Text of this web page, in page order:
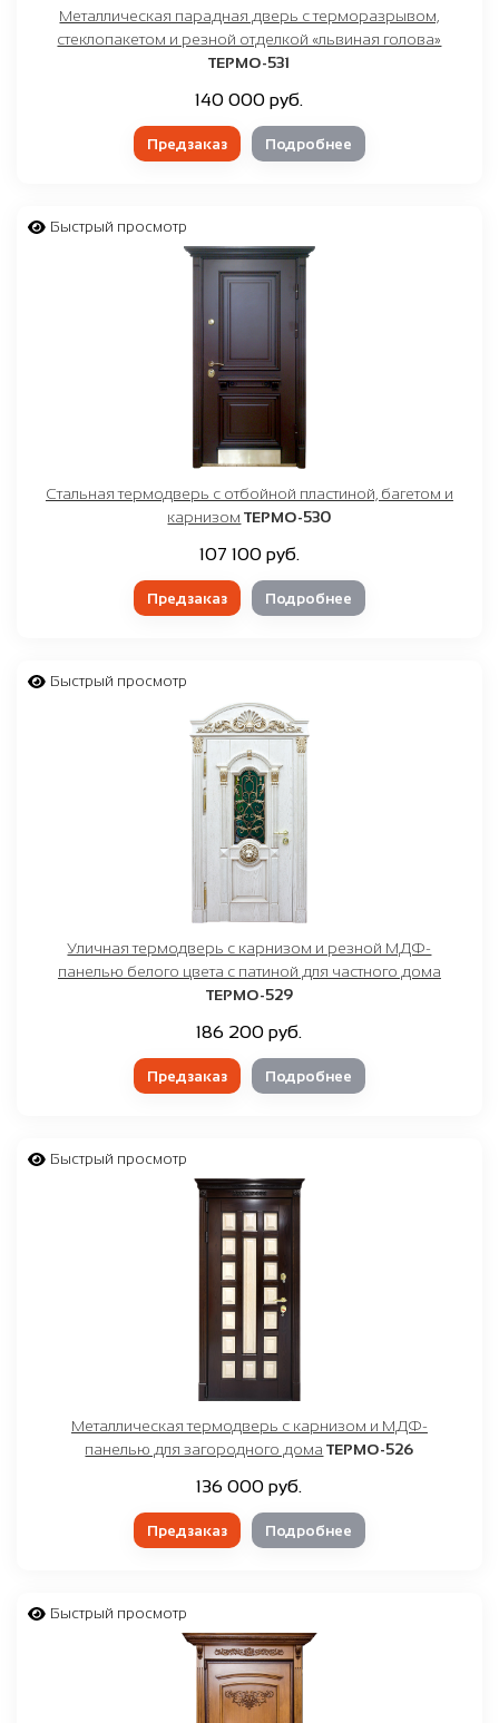
Металлическая парадная дверь с терморазрывом,
стеклопакетом и резной отделкой «львиная голова»
ТЕРМО-531
140 000 руб.
Предзаказ Подробнее
Быстрый просмотр
Стальная термодверь с отбойной пластиной, багетом и
карнизом ТЕРМО-530
107 100 руб.
Предзаказ Подробнее
Быстрый просмотр
Уличная термодверь с карнизом и резной МДФ-
панелью белого цвета с патиной для частного дома
ТЕРМО-529
186 200 руб.
Предзаказ Подробнее
Быстрый просмотр
Металлическая термодверь с карнизом и МДФ-
панелью для загородного дома ТЕРМО-526
136 000 руб.
Предзаказ Подробнее
Быстрый просмотр